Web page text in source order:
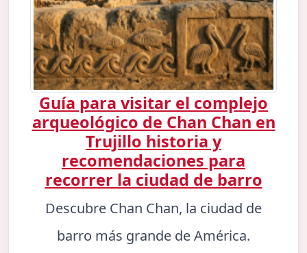
Guía para visitar el complejo
arqueológico de Chan Chan en
Trujillo historia y
recomendaciones para
recorrer la ciudad de barro
Descubre Chan Chan, la ciudad de
barro más grande de América.